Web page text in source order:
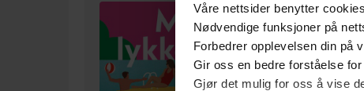
Våre nettsider benytter
Nødvendige funksjoner på
Forbedrer opplevelsen din på
Gir oss en bedre forståelse
Gjør det mulig for oss å vise